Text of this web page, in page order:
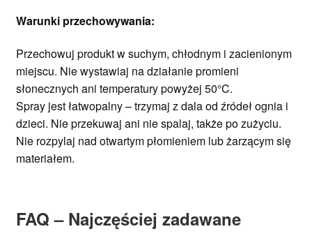
Warunki przechowywania:
Przechowuj produkt w suchym, chłodnym i zacienionym
miejscu. Nie wystawiaj na działanie promieni
słonecznych ani temperatury powyżej 50°C.
Spray jest łatwopalny – trzymaj z dala od źródeł ognia i
dzieci. Nie przekuwaj ani nie spalaj, także po zużyciu.
Nie rozpylaj nad otwartym płomieniem lub żarzącym się
materiałem.
FAQ – Najczęściej zadawane